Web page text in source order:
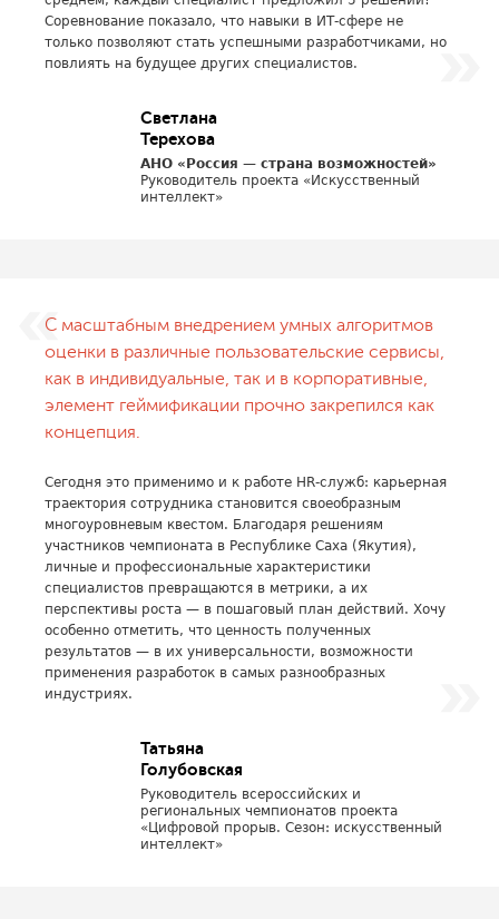
Соревнование показало, что навыки в ИТ-сфере не
только позволяют стать успешными разработчиками, но
повлиять на будущее других специалистов.
Светлана
Терехова
АНО «Россия — страна возможностей»
Руководитель проекта «Искусственный
интеллект»
С масштабным внедрением умных алгоритмов
оценки в различные пользовательские сервисы,
как в индивидуальные, так и в корпоративные,
элемент геймификации прочно закрепился как
концепция.
Сегодня это применимо и к работе HR-служб: карьерная
траектория сотрудника становится своеобразным
многоуровневым квестом. Благодаря решениям
участников чемпионата в Республике Саха (Якутия),
личные и профессиональные характеристики
специалистов превращаются в метрики, а их
перспективы роста — в пошаговый план действий. Хочу
особенно отметить, что ценность полученных
результатов — в их универсальности, возможности
применения разработок в самых разнообразных
индустриях.
Татьяна
Голубовская
Руководитель всероссийских и
региональных чемпионатов проекта
«Цифровой прорыв. Сезон: искусственный
интеллект»